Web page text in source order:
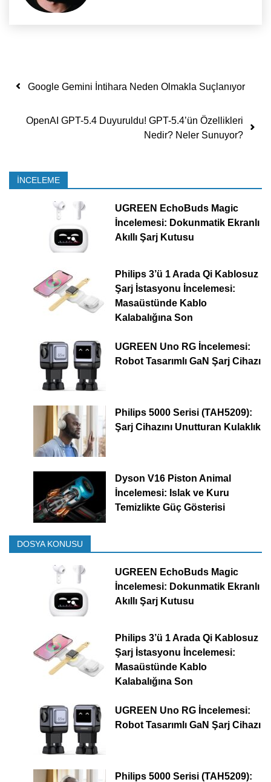
Yazı dolaşımı
Google Gemini İntihara Neden Olmakla Suçlanıyor
OpenAI GPT-5.4 Duyuruldu! GPT-5.4’ün Özellikleri
Nedir? Neler Sunuyor?
İNCELEME
UGREEN EchoBuds Magic
İncelemesi: Dokunmatik Ekranlı
Akıllı Şarj Kutusu
Philips 3’ü 1 Arada Qi Kablosuz
Şarj İstasyonu İncelemesi:
Masaüstünde Kablo
Kalabalığına Son
UGREEN Uno RG İncelemesi:
Robot Tasarımlı GaN Şarj Cihazı
Philips 5000 Serisi (TAH5209):
Şarj Cihazını Unutturan Kulaklık
Dyson V16 Piston Animal
İncelemesi: Islak ve Kuru
Temizlikte Güç Gösterisi
DOSYA KONUSU
UGREEN EchoBuds Magic
İncelemesi: Dokunmatik Ekranlı
Akıllı Şarj Kutusu
Philips 3’ü 1 Arada Qi Kablosuz
Şarj İstasyonu İncelemesi:
Masaüstünde Kablo
Kalabalığına Son
UGREEN Uno RG İncelemesi:
Robot Tasarımlı GaN Şarj Cihazı
Philips 5000 Serisi (TAH5209):